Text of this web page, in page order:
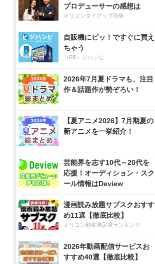
プロデューサーの感想は
オリコンタイアップ特集
自販機にピッ！ですぐに買え
ちゃう
（PR）ジハンピ
2026年7月夏ドラマも、注目
作＆話題作が勢ぞろい！
【夏アニメ2026】7月期夏の
新アニメを一挙紹介！
芸能界を志す10代～20代を
応援！オーディション・スク
ール情報はDeview
漫画読み放題サブスクおすす
め11選【徹底比較】
オリコン顧客満足度ランキング
2026年動画配信サービスお
すすめ40選【徹底比較】